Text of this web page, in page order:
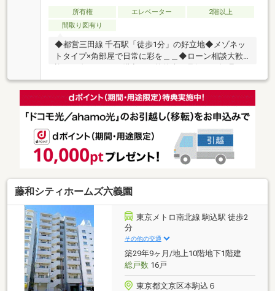
所有権 エレベーター
2階以上
間取り図有り
◆都営三田線 千石駅「徒歩1分」の好立地◆メゾネッ
トタイプ×角部屋で日常に彩を＿＿◆ローン相談大歓
ない資金計画をプロがアドバイスさせていただきま
す。お問合せは【資料請求】又は【フリーダイヤル】
へお気軽にお問い合わせください。
藤和シティホームズ六義園
東京メトロ南北線 駒込駅 徒歩2
分
その他の交通
築29年9ヶ月/地上10階地下1階建
総戸数16戸
東京都文京区本駒込６